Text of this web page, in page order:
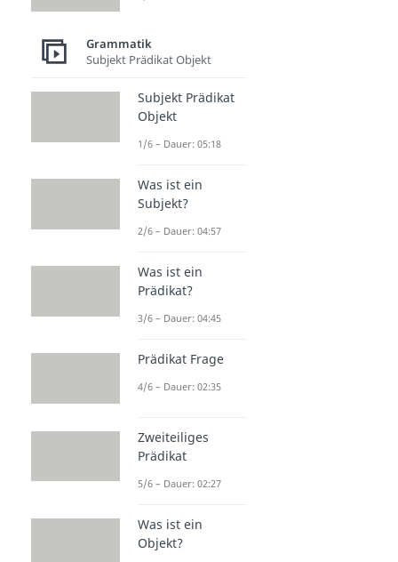
Grammatik
Subjekt Prädikat Objekt
Subjekt Prädikat
Objekt
1/6 – Dauer: 05:18
Was ist ein
Subjekt?
2/6 – Dauer: 04:57
Was ist ein
Prädikat?
3/6 – Dauer: 04:45
Prädikat Frage
4/6 – Dauer: 02:35
Zweiteiliges
Prädikat
5/6 – Dauer: 02:27
Was ist ein
Objekt?